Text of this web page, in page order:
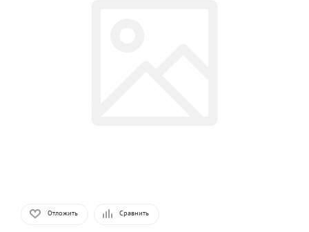
Отложить Сравнить